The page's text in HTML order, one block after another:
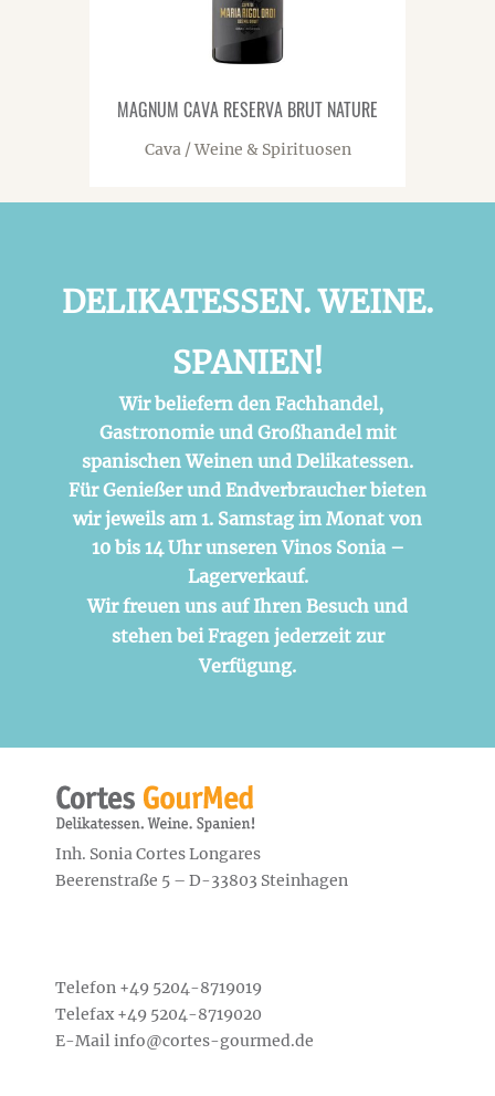
MAGNUM CAVA RESERVA BRUT NATURE
Cava / Weine & Spirituosen
DELIKATESSEN. WEINE.
SPANIEN!
Wir beliefern den Fachhandel,
Gastronomie und Großhandel mit
spanischen Weinen und Delikatessen.
Für Genießer und Endverbraucher bieten
wir jeweils am 1. Samstag im Monat von
10 bis 14 Uhr unseren Vinos Sonia –
Lagerverkauf.
Wir freuen uns auf Ihren Besuch und
stehen bei Fragen jederzeit zur
Verfügung.
Inh. Sonia Cortes Longares
Beerenstraße 5 – D-33803 Steinhagen
Telefon +49 5204-8719019
Telefax +49 5204-8719020
E-Mailinfo@cortes-gourmed.de